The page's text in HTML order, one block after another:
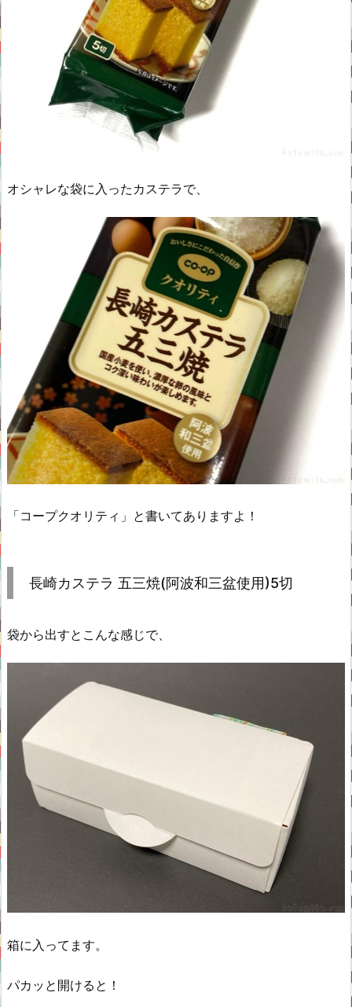
オシャレな袋に入ったカステラで、
「コープクオリティ」と書いてありますよ！
長崎カステラ 五三焼(阿波和三盆使用)5切
袋から出すとこんな感じで、
箱に入ってます。
パカッと開けると！